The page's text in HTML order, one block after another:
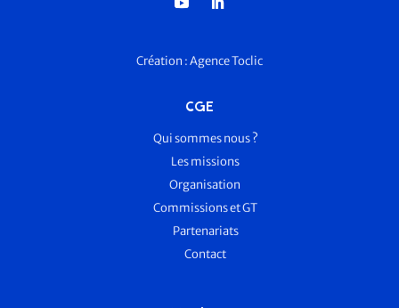
Création :Agence Toclic
CGE
Qui sommes nous ?
Les missions
Organisation
Commissions et GT
Partenariats
Contact